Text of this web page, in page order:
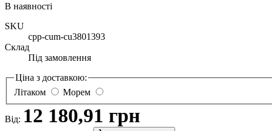
В наявності
SKU
cpp-cum-cu3801393
Склад
Під замовлення
Ціна з доставкою:
Літаком
Морем
Від: 12 180,91 грн